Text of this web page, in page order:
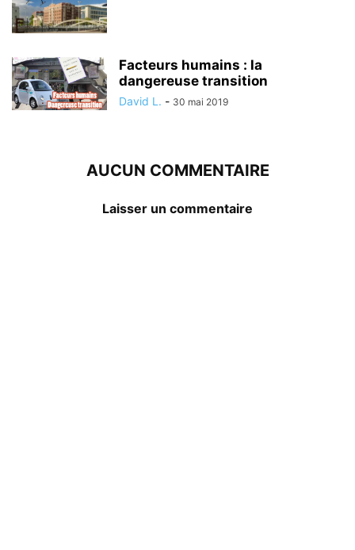
Facteurs humains : la
dangereuse transition
David L. - 30 mai 2019
AUCUN COMMENTAIRE
Laisser un commentaire